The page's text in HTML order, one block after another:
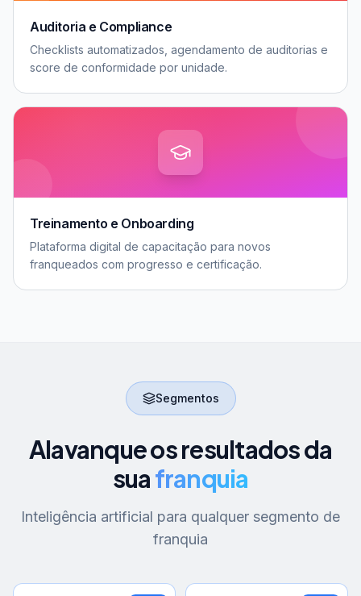
Auditoria e Compliance
Checklists automatizados, agendamento de auditorias e
score de conformidade por unidade.
Treinamento e Onboarding
Plataforma digital de capacitação para novos
franqueados com progresso e certificação.
Segmentos
Alavanque os resultados da
suafranquia
Inteligência artificial para qualquer segmento de
franquia